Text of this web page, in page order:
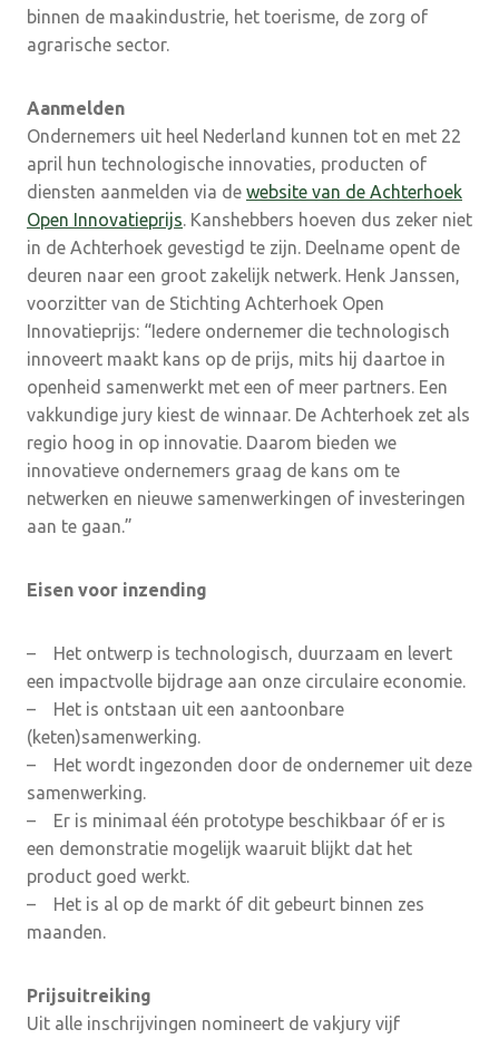
binnen de maakindustrie, het toerisme, de zorg of
agrarische sector.
Aanmelden
Ondernemers uit heel Nederland kunnen tot en met 22
april hun technologische innovaties, producten of
diensten aanmelden via de website van de Achterhoek
Open Innovatieprijs. Kanshebbers hoeven dus zeker niet
in de Achterhoek gevestigd te zijn. Deelname opent de
deuren naar een groot zakelijk netwerk. Henk Janssen,
voorzitter van de Stichting Achterhoek Open
Innovatieprijs: “Iedere ondernemer die technologisch
innoveert maakt kans op de prijs, mits hij daartoe in
openheid samenwerkt met een of meer partners. Een
vakkundige jury kiest de winnaar. De Achterhoek zet als
regio hoog in op innovatie. Daarom bieden we
innovatieve ondernemers graag de kans om te
netwerken en nieuwe samenwerkingen of investeringen
aan te gaan.”
Eisen voor inzending
– Het ontwerp is technologisch, duurzaam en levert
een impactvolle bijdrage aan onze circulaire economie.
– Het is ontstaan uit een aantoonbare
(keten)samenwerking.
– Het wordt ingezonden door de ondernemer uit deze
samenwerking.
– Er is minimaal één prototype beschikbaar óf er is
een demonstratie mogelijk waaruit blijkt dat het
product goed werkt.
– Het is al op de markt óf dit gebeurt binnen zes
maanden.
Prijsuitreiking
Uit alle inschrijvingen nomineert de vakjury vijf